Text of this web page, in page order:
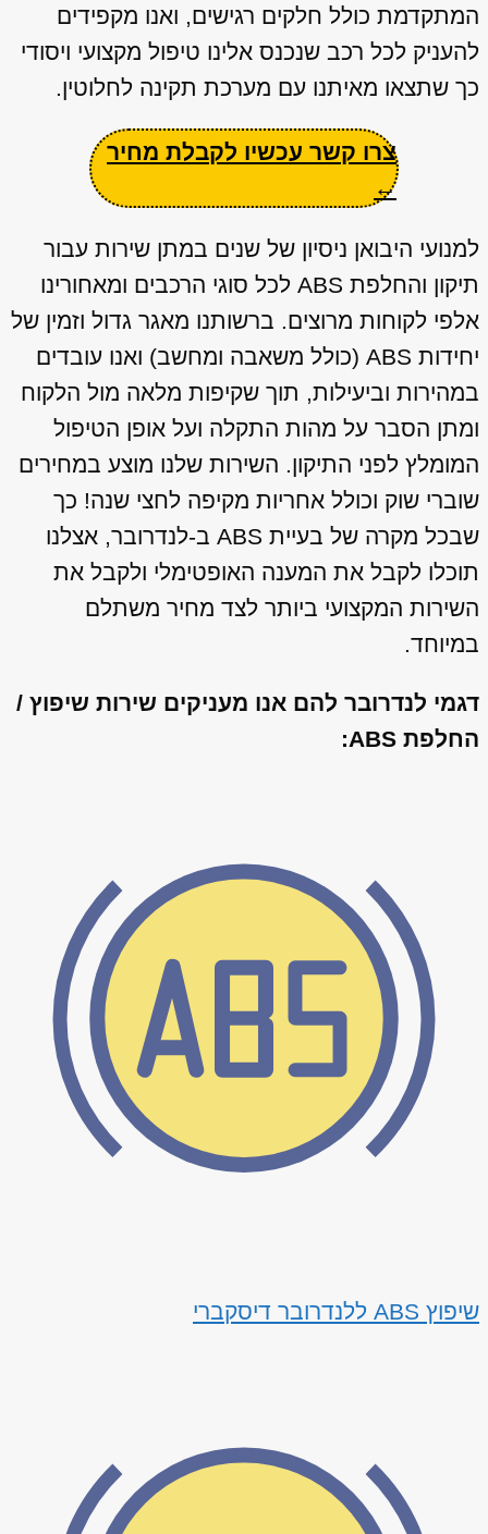
המתקדמת כולל חלקים רגישים, ואנו מקפידים
להעניק לכל רכב שנכנס אלינו טיפול מקצועי ויסודי
כך שתצאו מאיתנו עם מערכת תקינה לחלוטין.
צרו קשר עכשיו לקבלת מחיר
←
למנועי היבואן ניסיון של שנים במתן שירות עבור
תיקון והחלפת ABS לכל סוגי הרכבים ומאחורינו
אלפי לקוחות מרוצים. ברשותנו מאגר גדול וזמין של
יחידות ABS (כולל משאבה ומחשב) ואנו עובדים
במהירות וביעילות, תוך שקיפות מלאה מול הלקוח
ומתן הסבר על מהות התקלה ועל אופן הטיפול
המומלץ לפני התיקון. השירות שלנו מוצע במחירים
שוברי שוק וכולל אחריות מקיפה לחצי שנה! כך
שבכל מקרה של בעיית ABS ב-לנדרובר, אצלנו
תוכלו לקבל את המענה האופטימלי ולקבל את
השירות המקצועי ביותר לצד מחיר משתלם
במיוחד.
דגמי לנדרובר להם אנו מעניקים שירות שיפוץ /
החלפת ABS:
שיפוץ ABS ללנדרובר דיסקברי